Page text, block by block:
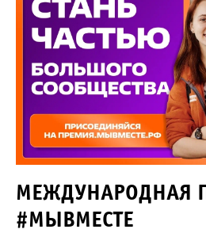
МЕЖДУНАРОДНАЯ
#МЫВМЕСТЕ